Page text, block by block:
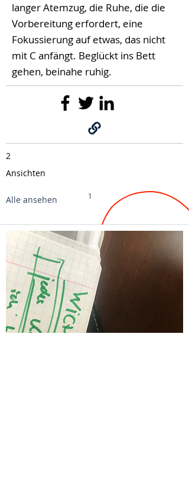
langer Atemzug, die Ruhe, die die
Vorbereitung erfordert, eine
Fokussierung auf etwas, das nicht
mit C anfängt. Beglückt ins Bett
gehen, beinahe ruhig.
2
Ansichten
1
Alle ansehen